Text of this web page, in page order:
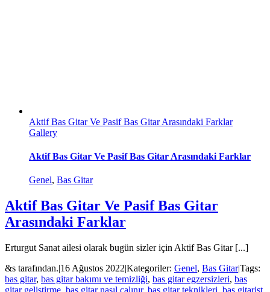
Aktif Bas Gitar Ve Pasif Bas Gitar Arasındaki Farklar
Gallery
Aktif Bas Gitar Ve Pasif Bas Gitar Arasındaki Farklar
Genel, Bas Gitar
Aktif Bas Gitar Ve Pasif Bas Gitar
Arasındaki Farklar
Erturgut Sanat ailesi olarak bugün sizler için Aktif Bas Gitar [...]
&s tarafından.|16 Ağustos 2022|Kategoriler: Genel, Bas Gitar|Tags:
bas gitar, bas gitar bakımı ve temizliği, bas gitar egzersizleri, bas
gitar geliştirme bas gitar nasıl çalınır, bas gitar teknikleri bas gitarist